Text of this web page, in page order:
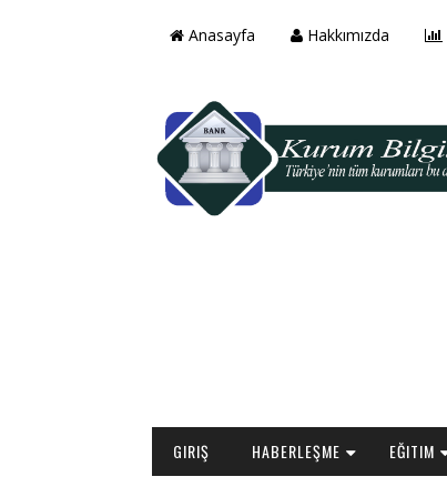
Anasayfa Hakkımızda
GIRIŞ HABERLEŞME EĞITIM